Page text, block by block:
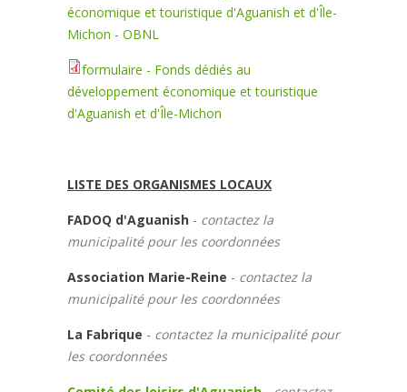
économique et touristique d'Aguanish et d'Île-
Michon - OBNL
formulaire - Fonds dédiés au
développement économique et touristique
d'Aguanish et d'Île-Michon
LISTE DES ORGANISMES LOCAUX
FADOQ d'Aguanish - contactez la
municipalité pour les coordonnées
Association Marie-Reine - contactez la
municipalité pour les coordonnées
La Fabrique - contactez la municipalité pour
les coordonnées